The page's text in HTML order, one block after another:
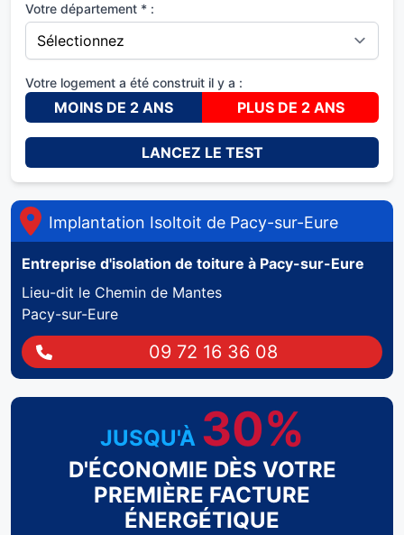
Votre département * :
Votre logement a été construit il y a :
MOINS DE 2 ANS PLUS DE 2 ANS
LANCEZ LE TEST
Implantation Isoltoit de Pacy-sur-Eure
Entreprise d'isolation de toiture à Pacy-sur-Eure
Lieu-dit le Chemin de Mantes
Pacy-sur-Eure
09 72 16 36 08
JUSQU'À 30%
D'ÉCONOMIE DÈS VOTRE
PREMIÈRE FACTURE
ÉNERGÉTIQUE